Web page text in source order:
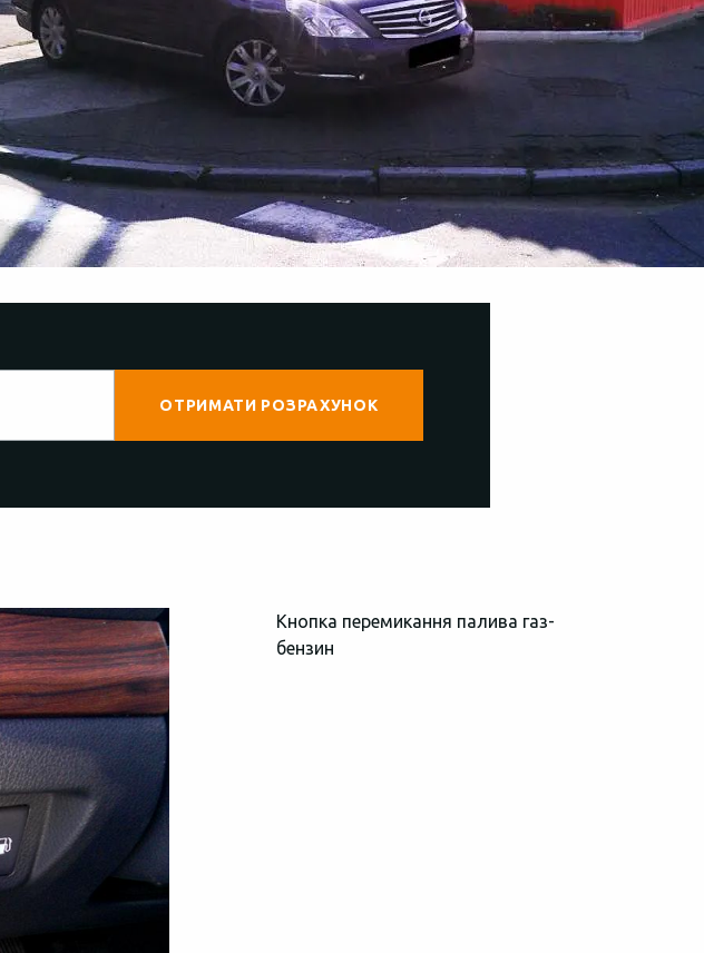
Кнопка перемикання палива газ-
бензин